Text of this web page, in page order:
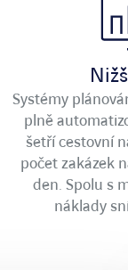
Systémy
plně
šetří cestovní
počet zakázek
den. Spolu s
náklady